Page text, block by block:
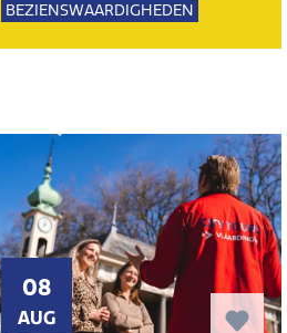
BEZIENSWAARDIGHEDEN
KUNST EN CULTUUR
MUSEUM
08
AUG